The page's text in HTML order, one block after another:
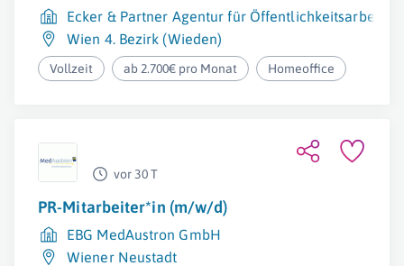
Ecker & Partner Agentur für Öffentlichkeitsarbeit
Wien 4. Bezirk (Wieden)
Vollzeit ab 2.700€ pro Monat Homeoffice
vor 30 T
PR-Mitarbeiter*in (m/w/d)
EBG MedAustron GmbH
Wiener Neustadt